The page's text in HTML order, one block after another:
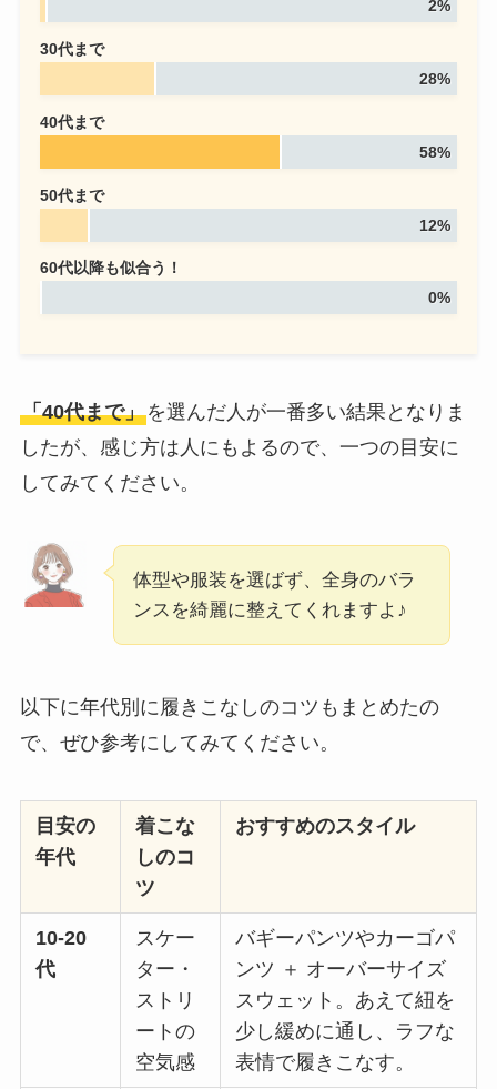
2%
30代まで
28%
40代まで
58%
50代まで
12%
60代以降も似合う！
0%
「40代まで」を選んだ人が一番多い結果となりま
したが、感じ方は人にもよるので、一つの目安に
してみてください。
体型や服装を選ばず、全身のバラ
ンスを綺麗に整えてくれますよ♪
以下に年代別に履きこなしのコツもまとめたの
で、ぜひ参考にしてみてください。
目安の
年代
着こな
しのコ
ツ
おすすめのスタイル
10-20
代
スケー
ター・
ストリ
ートの
空気感
バギーパンツやカーゴパ
ンツ ＋ オーバーサイズ
スウェット。あえて紐を
少し緩めに通し、ラフな
表情で履きこなす。